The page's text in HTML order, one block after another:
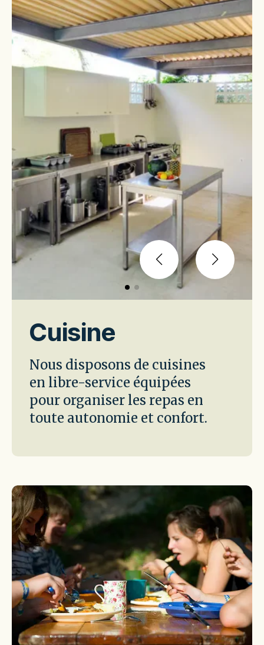
Cuisine
Nous disposons de cuisines
en libre-service équipées
pour organiser les repas en
toute autonomie et confort.